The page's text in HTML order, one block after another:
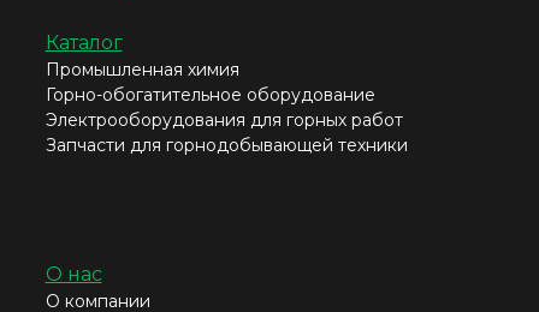
Каталог
Промышленная химия
Горно-обогатительное оборудование
Электрооборудования для горных работ
Запчасти для горнодобывающей техники
О нас
О компании